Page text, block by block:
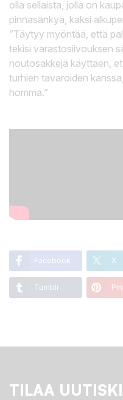
olla sellaista, jolla on
pinnasänkyä, kaksi
”Täytyy myöntää, että
tekisi varastosiivouksen
noutosäkkejä käyttäen,
turhien tavaroiden
homma.”
Facebook X
Tumblr
TILAA